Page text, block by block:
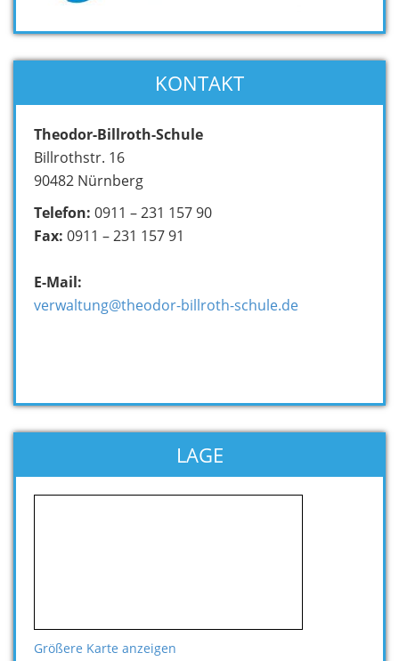
KONTAKT
Theodor-Billroth-Schule
Billrothstr. 16
90482 Nürnberg
Telefon: 0911 – 231 157 90
Fax: 0911 – 231 157 91
E-Mail:
verwaltung@theodor-billroth-schule.de
LAGE
Größere Karte anzeigen